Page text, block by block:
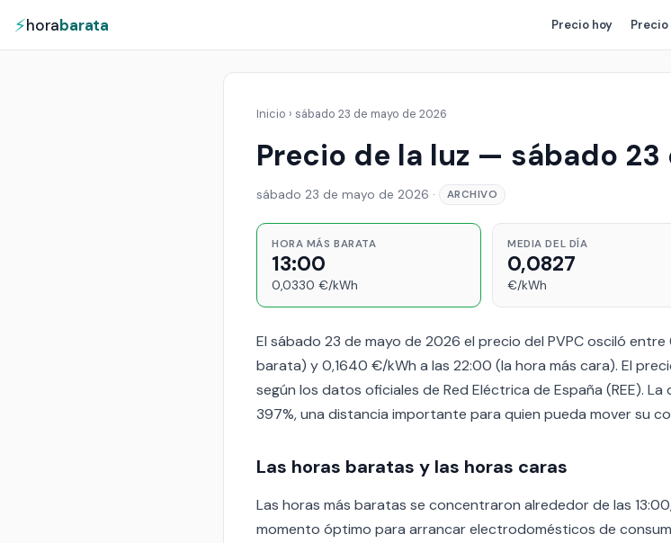
⚡horabarata Precio hoy Precio
Inicio › sábado 23 de mayo de 2026
Precio de la luz — sábado 23
sábado 23 de mayo de 2026 · ARCHIVO
HORA MÁS BARATA
13:00
0,0330 €/kWh
MEDIA DEL DÍA
0,0827
€/kWh
El sábado 23 de mayo de 2026 el precio del PVPC osciló
barata) y 0,1640 €/kWh a las 22:00 (la hora más cara). El
según los datos oficiales de Red Eléctrica de España (REE).
397%, una distancia importante para quien pueda mover su
Las horas baratas y las horas caras
Las horas más baratas se concentraron alrededor de las
momento óptimo para arrancar electrodomésticos de